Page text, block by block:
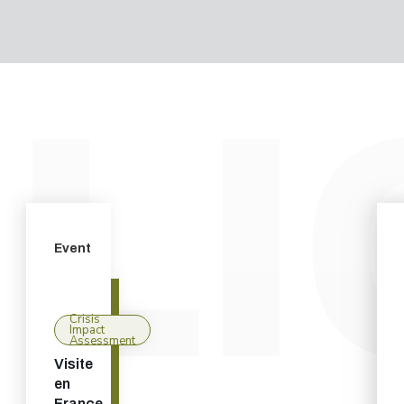
Event
Crisis
Impact
Assessment
Visite
en